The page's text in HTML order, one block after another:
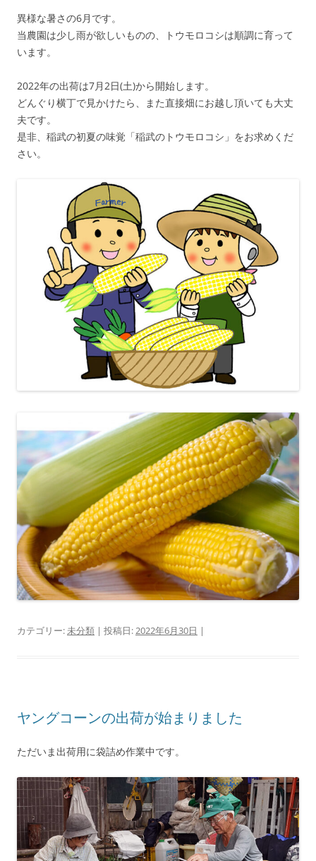
異様な暑さの6月です。
当農園は少し雨が欲しいものの、トウモロコシは順調に育って
います。
2022年の出荷は7月2日(土)から開始します。
どんぐり横丁で見かけたら、また直接畑にお越し頂いても大丈
夫です。
是非、稲武の初夏の味覚「稲武のトウモロコシ」をお求めくだ
さい。
カテゴリー:未分類 | 投稿日:2022年6月30日 |
ヤングコーンの出荷が始まりました
ただいま出荷用に袋詰め作業中です。